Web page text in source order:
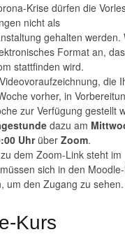
Krise dürfen die
nicht als
gehalten werden.
Format an,
stattfinden wird.
die
vorher, in
zur Verfügung gestellt
dazu am
Uhr über Zoom.
dem Zoom-Link steht im
sich in den
um den Zugang zu sehen.
Kurs